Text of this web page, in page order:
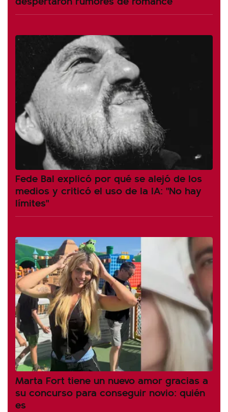
Fede Bal explicó por qué se alejó de los
medios y criticó el uso de la IA: "No hay
límites"
Marta Fort tiene un nuevo amor gracias a
su concurso para conseguir novio: quién
es